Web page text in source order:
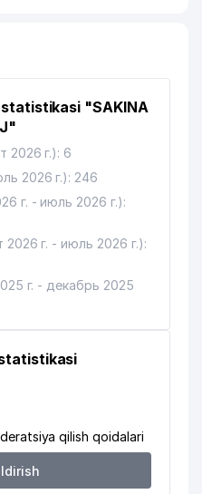
"SAKINA
2026 г.): 6
2026 г.): 246
г. - июль 2026 г.):
2026 г. - июль 2026 г.):
г. - декабрь 2025
qilish qoidalari